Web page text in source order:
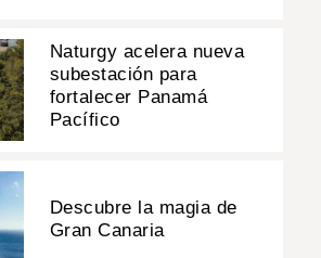
Naturgy acelera nueva
subestación para
fortalecer Panamá
Pacífico
Descubre la magia de
Gran Canaria